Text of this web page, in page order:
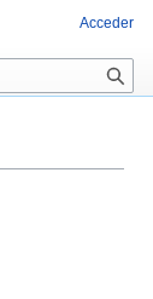
Acceder